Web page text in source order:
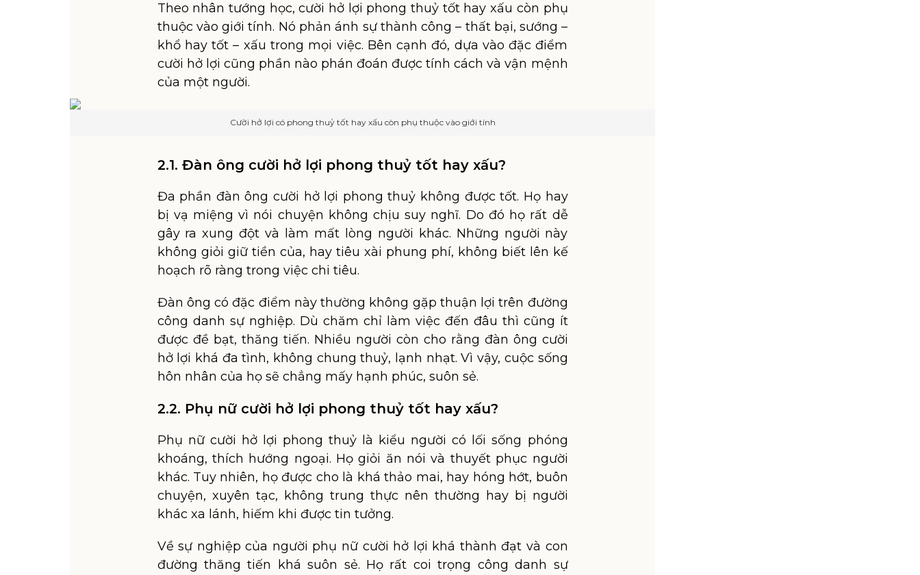
Theo nhân tướng học, cười hở lợi phong thuỷ tốt hay xấu còn phụ
thuộc vào giới tính. Nó phản ánh sự thành công – thất bại, sướng –
khổ hay tốt – xấu trong mọi việc. Bên cạnh đó, dựa vào đặc điểm
cười hở lợi cũng phần nào phán đoán được tính cách và vận mệnh
của một người.
Cười hở lợi có phong thuỷ tốt hay xấu còn phụ thuộc vào giới tính
2.1. Đàn ông cười hở lợi phong thuỷ tốt hay xấu?
Đa phần đàn ông cười hở lợi phong thuỷ không được tốt. Họ hay
bị vạ miệng vì nói chuyện không chịu suy nghĩ. Do đó họ rất dễ
gây ra xung đột và làm mất lòng người khác. Những người này
không giỏi giữ tiền của, hay tiêu xài phung phí, không biết lên kế
hoạch rõ ràng trong việc chi tiêu.
Đàn ông có đặc điểm này thường không gặp thuận lợi trên đường
công danh sự nghiệp. Dù chăm chỉ làm việc đến đâu thì cũng ít
được đề bạt, thăng tiến. Nhiều người còn cho rằng đàn ông cười
hở lợi khá đa tình, không chung thuỷ, lạnh nhạt. Vì vậy, cuộc sống
hôn nhân của họ sẽ chẳng mấy hạnh phúc, suôn sẻ.
2.2. Phụ nữ cười hở lợi phong thuỷ tốt hay xấu?
Phụ nữ cười hở lợi phong thuỷ là kiểu người có lối sống phóng
khoáng, thích hướng ngoại. Họ giỏi ăn nói và thuyết phục người
khác. Tuy nhiên, họ được cho là khá thảo mai, hay hóng hớt, buôn
chuyện, xuyên tạc, không trung thực nên thường hay bị người
khác xa lánh, hiếm khi được tin tưởng.
Về sự nghiệp của người phụ nữ cười hở lợi khá thành đạt và con
đường thăng tiến khá suôn sẻ. Họ rất coi trọng công danh sự